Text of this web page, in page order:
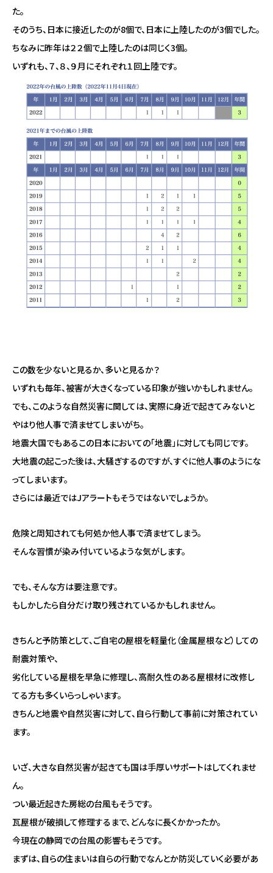
た。
そのうち、日本に接近したのが8個で、日本に上陸したのが3個でした。
ちなみに昨年は２２個で上陸したのは同じく3個。
いずれも、７、８、９月にそれぞれ１回上陸です。
この数を少ないと見るか、多いと見るか？
いずれも毎年、被害が大きくなっている印象が強いかもしれません。
でも、このような自然災害に関しては、実際に身近で起きてみないと
やはり他人事で済ませてしまいがち。
地震大国でもあるこの日本においての「地震」に対しても同じです。
大地震の起こった後は、大騒ぎするのですが、すぐに他人事のようにな
ってしまいます。
さらには最近ではJアラートもそうではないでしょうか。
危険と周知されても何処か他人事で済ませてしまう。
そんな習慣が染み付いているような気がします。
でも、そんな方は要注意です。
もしかしたら自分だけ取り残されているかもしれません。
きちんと予防策として、ご自宅の屋根を軽量化（金属屋根など）しての
耐震対策や、
劣化している屋根を早急に修理し、高耐久性のある屋根材に改修し
てる方も多くいらっしゃいます。
きちんと地震や自然災害に対して、自ら行動して事前に対策されてい
ます。
いざ、大きな自然災害が起きても国は手厚いサポートはしてくれませ
ん。
つい最近起きた房総の台風もそうです。
瓦屋根が破損して修理するまで、どんなに長くかかったか。
今現在の静岡での台風の影響もそうです。
まずは、自らの住まいは自らの行動でなんとか防災していく必要があ